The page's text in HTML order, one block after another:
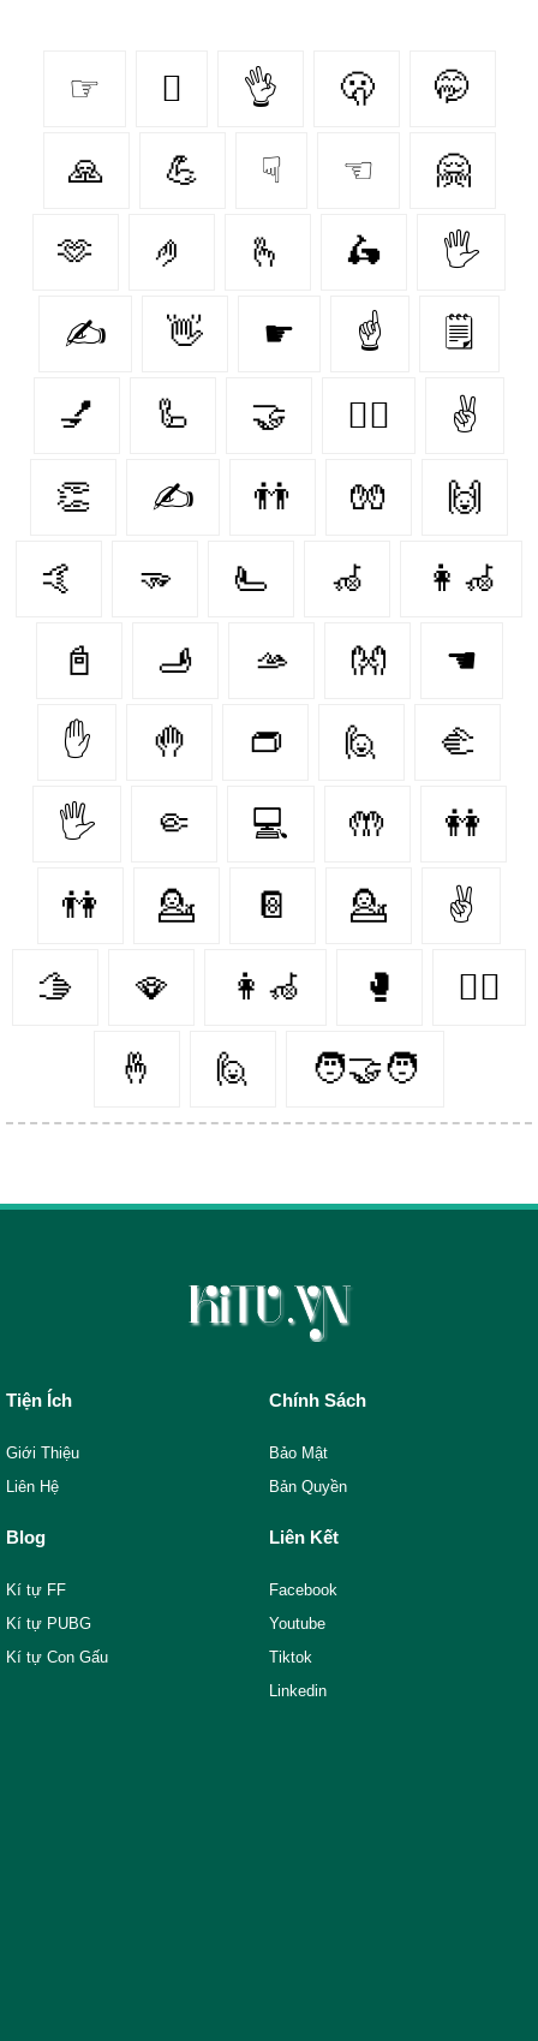
☞ 🫆 👌 🫢 🤭
🙏 💪 ☟ ☜ 🤗
🫶 🤌 🫰 🛵 🖐️
✍ 👋 ☛ ☝️ 🗒
💅 🦾 🤝 ✊🏿 ✌
👏 ✍️ 👬 🧤 🙌
🤙 🫳 🫷 🦽 👩‍🦽‍
📓 🫸 🫴 👐 ☚
✋ 🤚 👝 🙋 🫲
🖐 🤏 💻 🤲 👭
👫 💁 📔 💁‍ ✌️
🫱 🪭 👩‍🦽 🥊 🤼‍♂️
🤞 🙋‍ 🧑‍🤝‍🧑
Tiện Ích
Giới Thiệu
Liên Hệ
Chính Sách
Bảo Mật
Bản Quyền
Blog
Kí tự FF
Kí tự PUBG
Kí tự Con Gấu
Liên Kết
Facebook
Youtube
Tiktok
Linkedin